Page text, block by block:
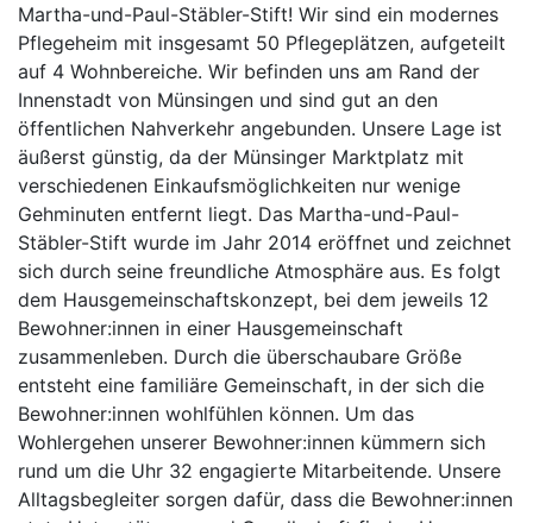
Martha-und-Paul-Stäbler-Stift! Wir sind ein modernes
Pflegeheim mit insgesamt 50 Pflegeplätzen, aufgeteilt
auf 4 Wohnbereiche. Wir befinden uns am Rand der
Innenstadt von Münsingen und sind gut an den
öffentlichen Nahverkehr angebunden. Unsere Lage ist
äußerst günstig, da der Münsinger Marktplatz mit
verschiedenen Einkaufsmöglichkeiten nur wenige
Gehminuten entfernt liegt. Das Martha-und-Paul-
Stäbler-Stift wurde im Jahr 2014 eröffnet und zeichnet
sich durch seine freundliche Atmosphäre aus. Es folgt
dem Hausgemeinschaftskonzept, bei dem jeweils 12
Bewohner:innen in einer Hausgemeinschaft
zusammenleben. Durch die überschaubare Größe
entsteht eine familiäre Gemeinschaft, in der sich die
Bewohner:innen wohlfühlen können. Um das
Wohlergehen unserer Bewohner:innen kümmern sich
rund um die Uhr 32 engagierte Mitarbeitende. Unsere
Alltagsbegleiter sorgen dafür, dass die Bewohner:innen